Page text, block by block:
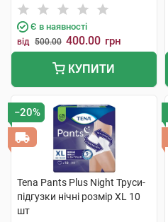
Б.В.
Є в наявності
від 500.00 400.00 грн
КУПИТИ
−20%
Tena Pants Plus Night Труси-
підгузки нічні розмір XL 10
шт